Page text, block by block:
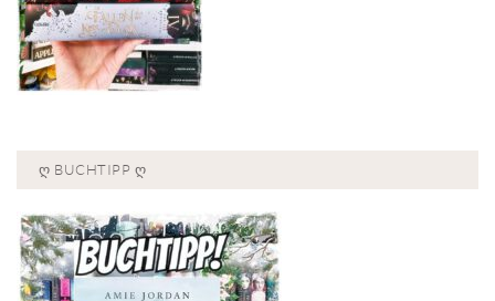
Ღ BUCHTIPP Ღ